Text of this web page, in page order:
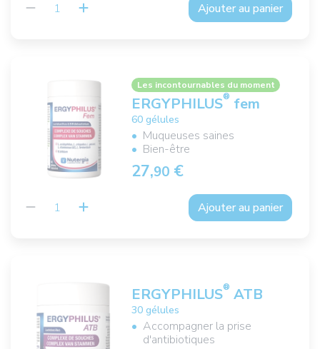
Ajouter au panier
Les incontournables du moment
ERGYPHILUS® fem
60 gélules
Muqueuses saines
Bien-être
27,90 €
Ajouter au panier
ERGYPHILUS® ATB
30 gélules
Accompagner la prise
d'antibiotiques